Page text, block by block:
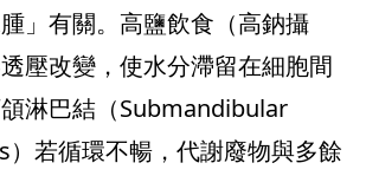
」有關。高鹽飲食（高鈉攝
壓改變，使水分滯留在細胞間
淋巴結（Submandibular
若循環不暢，代謝廢物與多餘